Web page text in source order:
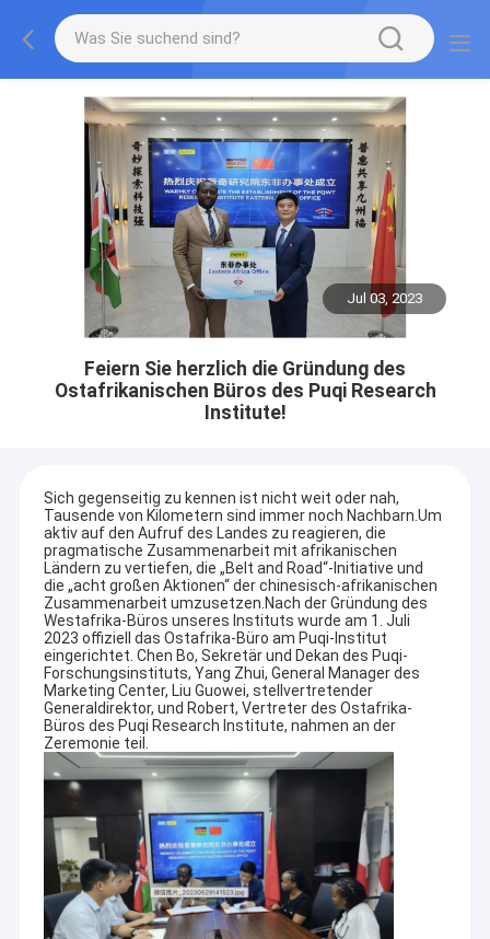
Jul 03, 2023
Feiern Sie herzlich die Gründung des
Ostafrikanischen Büros des Puqi Research
Institute!
Sich gegenseitig zu kennen ist nicht weit oder nah,
Tausende von Kilometern sind immer noch Nachbarn.Um
aktiv auf den Aufruf des Landes zu reagieren, die
pragmatische Zusammenarbeit mit afrikanischen
Ländern zu vertiefen, die „Belt and Road“-Initiative und
die „acht großen Aktionen“ der chinesisch-afrikanischen
Zusammenarbeit umzusetzen.Nach der Gründung des
Westafrika-Büros unseres Instituts wurde am 1. Juli
2023 offiziell das Ostafrika-Büro am Puqi-Institut
eingerichtet. Chen Bo, Sekretär und Dekan des Puqi-
Forschungsinstituts, Yang Zhui, General Manager des
Marketing Center, Liu Guowei, stellvertretender
Generaldirektor, und Robert, Vertreter des Ostafrika-
Büros des Puqi Research Institute, nahmen an der
Zeremonie teil.